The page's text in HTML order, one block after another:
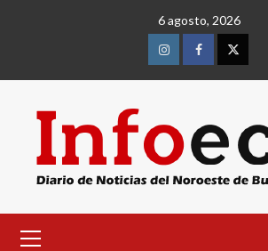
6 agosto, 2026
InstagramFacebookTwitter
primario